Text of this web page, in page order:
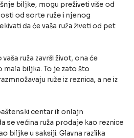
biljke, mogu preživeti više od
od sorte ruže i njenog
da će vaša ruža živeti od pet
ruža završi život, ona će
mala biljka. To je zato što
ruže iz reznica, a ne iz
centar ili onlajn
se većina ruža prodaje kao reznice
biljke u saksiji. Glavna razlika